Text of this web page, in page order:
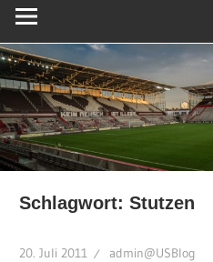
Schlagwort:Stutzen
20. Juli 2011 admin@USBlog